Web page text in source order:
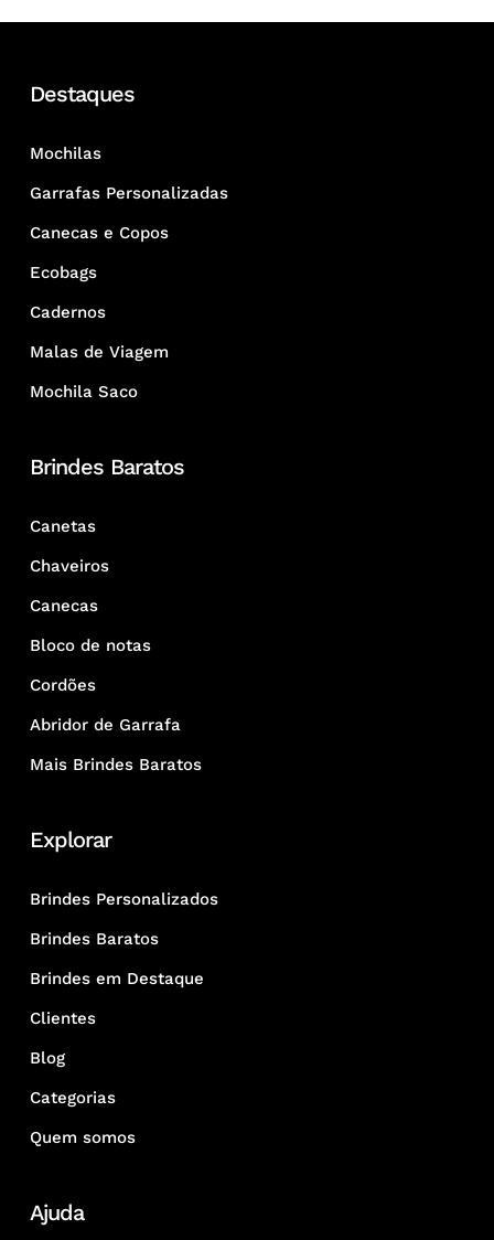
Destaques
Mochilas
Garrafas Personalizadas
Canecas e Copos
Ecobags
Cadernos
Malas de Viagem
Mochila Saco
Brindes Baratos
Canetas
Chaveiros
Canecas
Bloco de notas
Cordões
Abridor de Garrafa
Mais Brindes Baratos
Explorar
Brindes Personalizados
Brindes Baratos
Brindes em Destaque
Clientes
Blog
Categorias
Quem somos
Ajuda